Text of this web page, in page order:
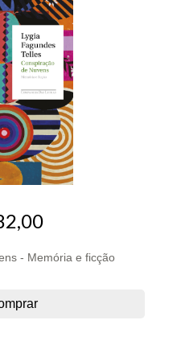
- Memória e ficção